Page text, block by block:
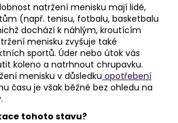
natržení menisku mají lidé,
(např. tenisu, fotbalu, basketbalu
dochází k náhlým, kroutícím
menisku zvyšuje také
sportů. Úder nebo útok vás
koleno a natrhnout chrupavku.
menisku v důsledku opotřebení
času je však běžné bez ohledu na
tohoto stavu?